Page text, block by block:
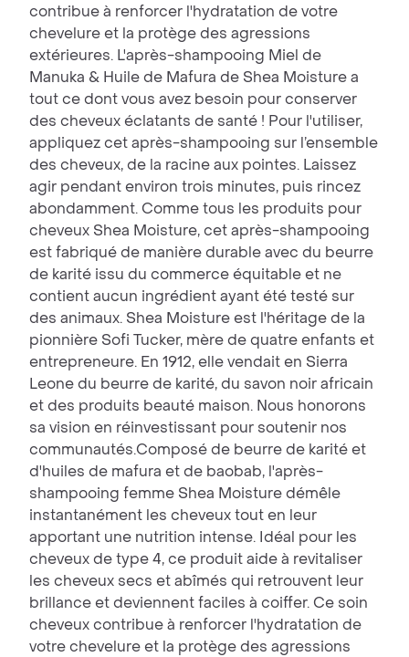
contribue à renforcer l'hydratation de votre
chevelure et la protège des agressions
extérieures. L'après-shampooing Miel de
Manuka & Huile de Mafura de Shea Moisture a
tout ce dont vous avez besoin pour conserver
des cheveux éclatants de santé ! Pour l'utiliser,
appliquez cet après-shampooing sur l’ensemble
des cheveux, de la racine aux pointes. Laissez
agir pendant environ trois minutes, puis rincez
abondamment. Comme tous les produits pour
cheveux Shea Moisture, cet après-shampooing
est fabriqué de manière durable avec du beurre
de karité issu du commerce équitable et ne
contient aucun ingrédient ayant été testé sur
des animaux. Shea Moisture est l'héritage de la
pionnière Sofi Tucker, mère de quatre enfants et
entrepreneure. En 1912, elle vendait en Sierra
Leone du beurre de karité, du savon noir africain
et des produits beauté maison. Nous honorons
sa vision en réinvestissant pour soutenir nos
communautés.Composé de beurre de karité et
d'huiles de mafura et de baobab, l'après-
shampooing femme Shea Moisture démêle
instantanément les cheveux tout en leur
apportant une nutrition intense. Idéal pour les
cheveux de type 4, ce produit aide à revitaliser
les cheveux secs et abîmés qui retrouvent leur
brillance et deviennent faciles à coiffer. Ce soin
cheveux contribue à renforcer l'hydratation de
votre chevelure et la protège des agressions